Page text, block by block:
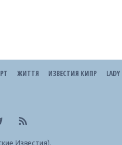
ЖИТТЯ ИЗВЕСТИЯ КИПР LADY
Известия).